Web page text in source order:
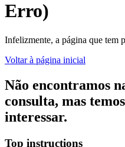
Erro)
Infelizmente, a página que tem
Voltar à página inicial
Não encontramos
consulta, mas
interessar.
Top instructions